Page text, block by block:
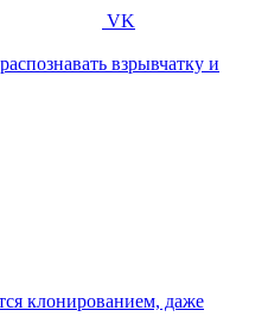
VK
взрывчатку и
клонированием, даже